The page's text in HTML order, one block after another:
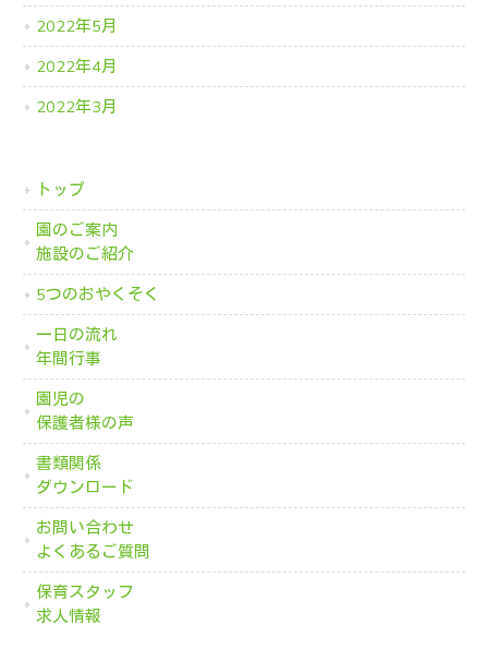
2022年5月
2022年4月
2022年3月
トップ
園のご案内
施設のご紹介
5つのおやくそく
一日の流れ
年間行事
園児の
保護者様の声
書類関係
ダウンロード
お問い合わせ
よくあるご質問
保育スタッフ
求人情報